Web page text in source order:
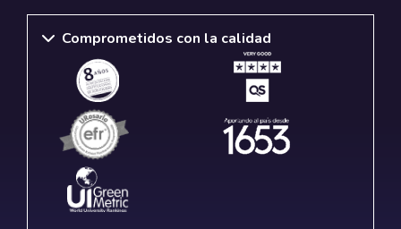
Comprometidos con la calidad